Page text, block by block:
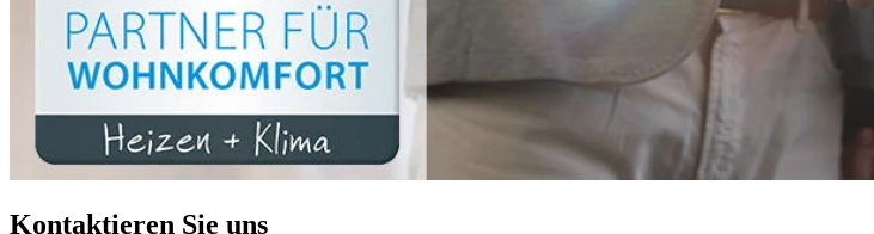
Kontaktieren Sie uns